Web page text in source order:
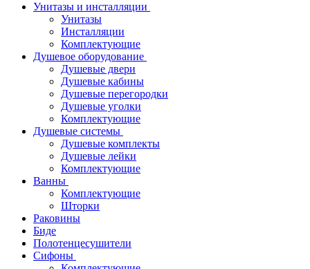
Унитазы и инсталляции
Унитазы
Инсталляции
Комплектующие
Душевое оборудование
Душевые двери
Душевые кабины
Душевые перегородки
Душевые уголки
Комплектующие
Душевые системы
Душевые комплекты
Душевые лейки
Комплектующие
Ванны
Комплектующие
Шторки
Раковины
Биде
Полотенцесушители
Сифоны